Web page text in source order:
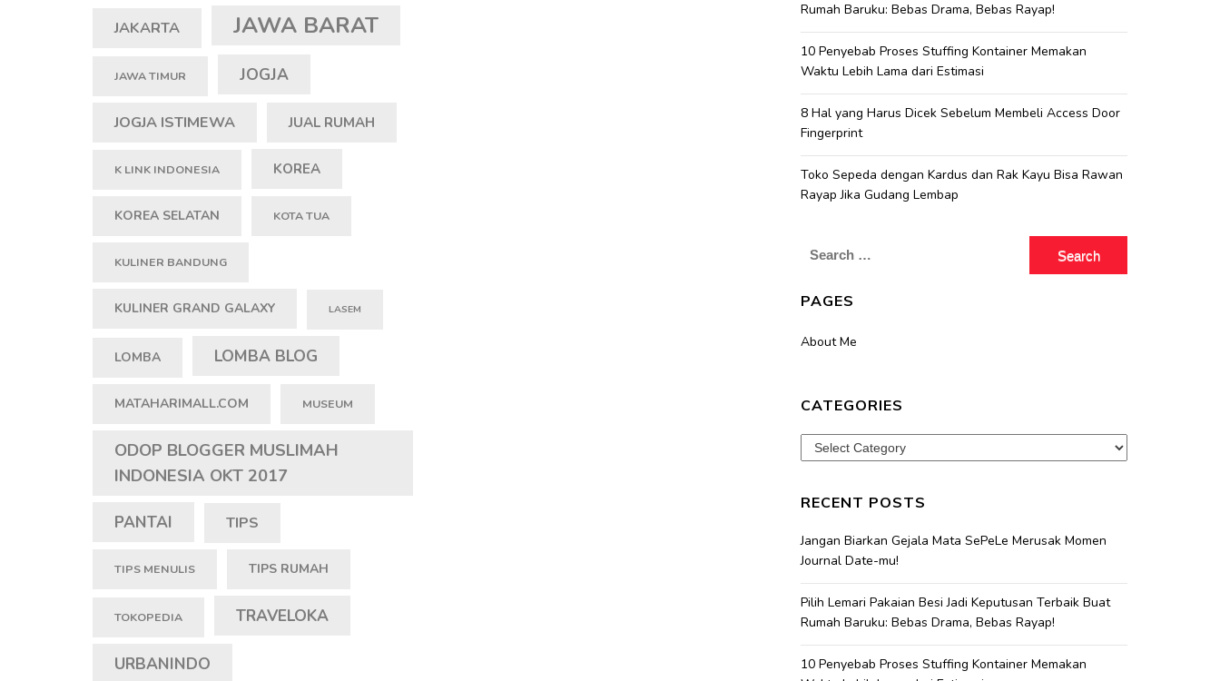
JAKARTA JAWA BARAT
JAWA TIMUR JOGJA
JOGJA ISTIMEWA JUAL RUMAH
K LINK INDONESIA KOREA
KOREA SELATAN KOTA TUA
KULINER BANDUNG
KULINER GRAND GALAXY LASEM
LOMBA LOMBA BLOG
MATAHARIMALL.COM MUSEUM
ODOP BLOGGER MUSLIMAH
INDONESIA OKT 2017
PANTAI TIPS
TIPS MENULIS TIPS RUMAH
TOKOPEDIA TRAVELOKA
URBANINDO
Rumah Baruku: Bebas Drama, Bebas Rayap!
10 Penyebab Proses Stuffing Kontainer Memakan
Waktu Lebih Lama dari Estimasi
8 Hal yang Harus Dicek Sebelum Membeli Access Door
Fingerprint
Toko Sepeda dengan Kardus dan Rak Kayu Bisa Rawan
Rayap Jika Gudang Lembap
Search
PAGES
About Me
CATEGORIES
Categories
RECENT POSTS
Jangan Biarkan Gejala Mata SePeLe Merusak Momen
Journal Date-mu!
Pilih Lemari Pakaian Besi Jadi Keputusan Terbaik Buat
Rumah Baruku: Bebas Drama, Bebas Rayap!
10 Penyebab Proses Stuffing Kontainer Memakan